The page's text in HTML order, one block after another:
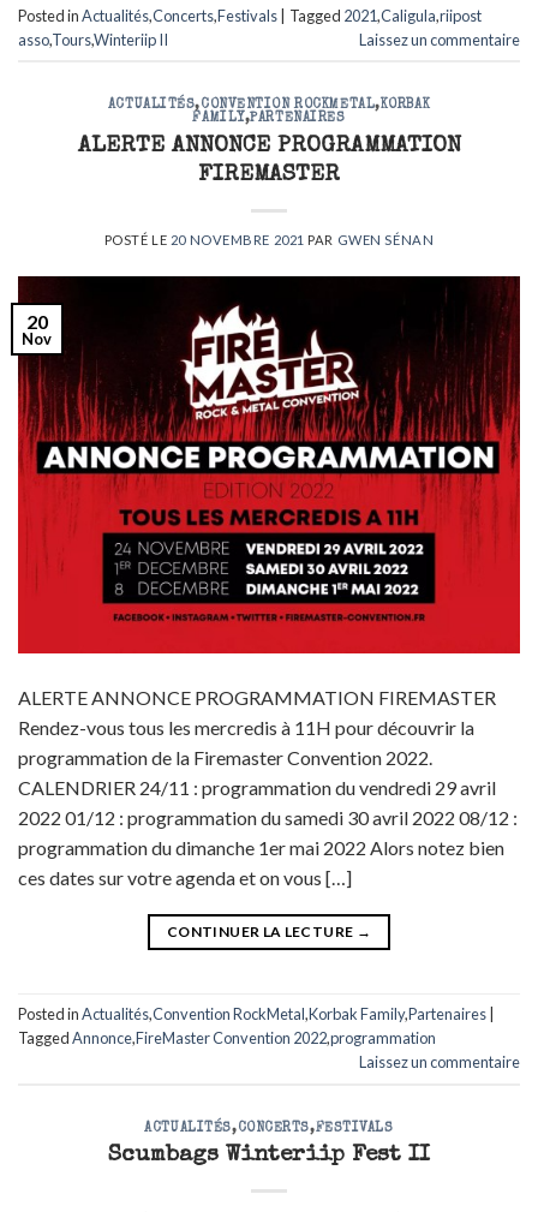
Posted inActualités,Concerts,Festivals Tagged 2021,Caligula,riipost
asso,Tours,Winteriip II Laissez un commentaire
ACTUALITÉS,CONVENTION ROCKMETAL,KORBAK
FAMILY,PARTENAIRES
ALERTE ANNONCE PROGRAMMATION
FIREMASTER
POSTÉ LE 20 NOVEMBRE 2021 PAR GWEN SÉNAN
20
Nov
ALERTE ANNONCE PROGRAMMATION FIREMASTER
Rendez-vous tous les mercredis à 11H pour découvrir la
programmation de la Firemaster Convention 2022.
CALENDRIER 24/11 : programmation du vendredi 29 avril
2022 01/12 : programmation du samedi 30 avril 2022 08/12 :
programmation du dimanche 1er mai 2022 Alors notez bien
ces dates sur votre agenda et on vous […]
CONTINUER LA LECTURE →
Posted inActualités,Convention RockMetal,Korbak Family,Partenaires
TaggedAnnonce,FireMaster Convention 2022,programmation
Laissez un commentaire
ACTUALITÉS,CONCERTS,FESTIVALS
Scumbags Winteriip Fest II